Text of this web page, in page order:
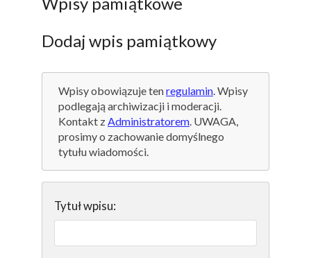
Dodaj wpis pamiątkowy
Wpisy obowiązuje tenregulamin. Wpisy
podlegają archiwizacji i moderacji.
Kontakt zAdministratorem. UWAGA,
prosimy o zachowanie domyślnego
tytułu wiadomości.
Tytuł wpisu: